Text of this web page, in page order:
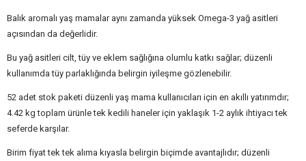
Balık aromalı yaş mamalar aynı zamanda yüksek Omega-3 yağ asitleri
açısından da değerlidir.
Bu yağ asitleri cilt, tüy ve eklem sağlığına olumlu katkı sağlar; düzenli
kullanımda tüy parlaklığında belirgin iyileşme gözlenebilir.
52 adet stok paketi düzenli yaş mama kullanıcıları için en akıllı yatırımdır;
4.42 kg toplam ürünle tek kedili haneler için yaklaşık 1-2 aylık ihtiyacı tek
seferde karşılar.
Birim fiyat tek tek alıma kıyasla belirgin biçimde avantajlıdır; düzenli